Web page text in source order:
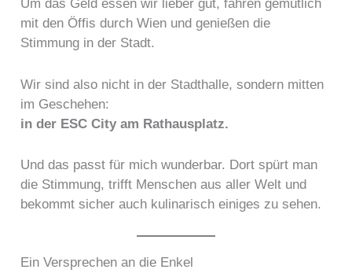
Um das Geld essen wir lieber gut, fahren gemütlich
mit den Öffis durch Wien und genießen die
Stimmung in der Stadt.
Wir sind also nicht in der Stadthalle, sondern mitten
im Geschehen:
in der ESC City am Rathausplatz.
Und das passt für mich wunderbar. Dort spürt man
die Stimmung, trifft Menschen aus aller Welt und
bekommt sicher auch kulinarisch einiges zu sehen.
Ein Versprechen an die Enkel